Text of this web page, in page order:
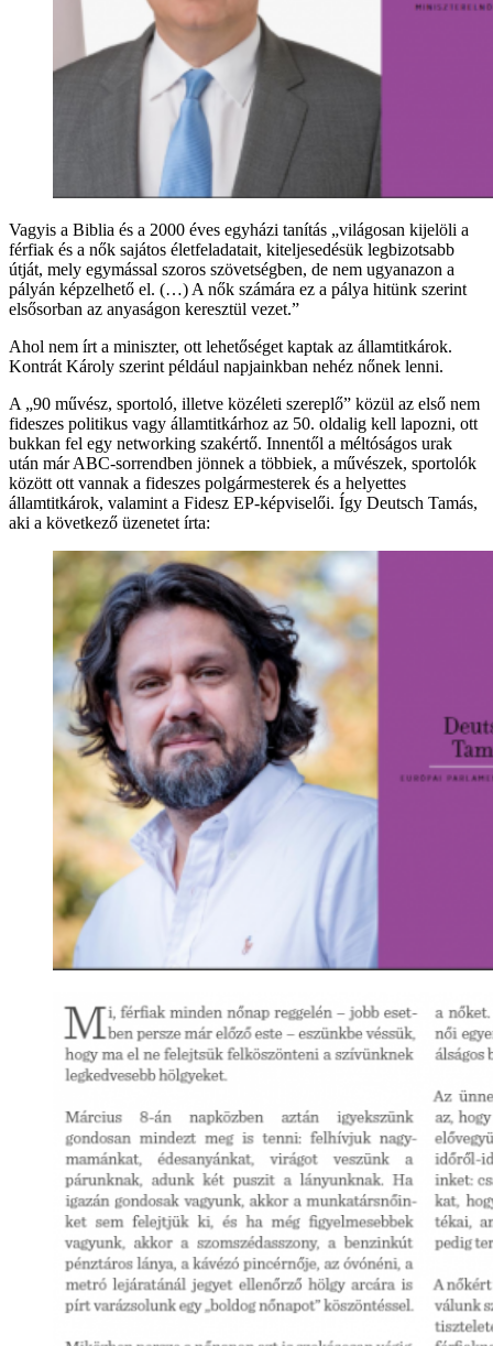
Vagyis a Biblia és a 2000 éves egyházi tanítás „világosan kijelöli a
férfiak és a nők sajátos életfeladatait, kiteljesedésük legbizotsabb
útját, mely egymással szoros szövetségben, de nem ugyanazon a
pályán képzelhető el. (…) A nők számára ez a pálya hitünk szerint
elsősorban az anyaságon keresztül vezet.”
Ahol nem írt a miniszter, ott lehetőséget kaptak az államtitkárok.
Kontrát Károly szerint például napjainkban nehéz nőnek lenni.
A „90 művész, sportoló, illetve közéleti szereplő” közül az első nem
fideszes politikus vagy államtitkárhoz az 50. oldalig kell lapozni, ott
bukkan fel egy networking szakértő. Innentől a méltóságos urak
után már ABC-sorrendben jönnek a többiek, a művészek, sportolók
között ott vannak a fideszes polgármesterek és a helyettes
államtitkárok, valamint a Fidesz EP-képviselői. Így Deutsch Tamás,
aki a következő üzenetet írta: